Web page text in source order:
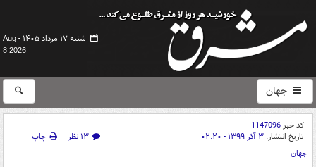
شنبه ۱۷ مرداد ۱۴۰۵ -
Aug
8 2026
جهان
کد خبر1147096
تاریخ انتشار: ۳ آذر ۱۳۹۹ - ۰۲:۲۰ ۱۳ نظر
چاپ
جهان